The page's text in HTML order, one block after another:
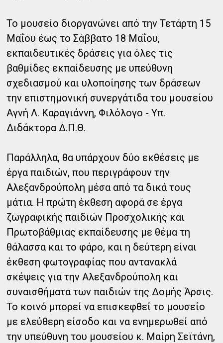
Το μουσείο διοργανώνει από την Τετάρτη 15
Μαΐου έως το Σάββατο 18 Μαΐου,
εκπαιδευτικές δράσεις για όλες τις
βαθμίδες εκπαίδευσης με υπεύθυνη
σχεδιασμού και υλοποίησης των δράσεων
την επιστημονική συνεργάτιδα του μουσείου
Αγνή Λ. Καραγιάννη, Φιλόλογο - Υπ.
Διδάκτορα Δ.Π.Θ.
Παράλληλα, θα υπάρχουν δύο εκθέσεις με
έργα παιδιών, που περιγράφουν την
Αλεξανδρούπολη μέσα από τα δικά τους
μάτια. Η πρώτη έκθεση αφορά σε έργα
ζωγραφικής παιδιών Προσχολικής και
Πρωτοβάθμιας εκπαίδευσης με θέμα τη
θάλασσα και το φάρο, και η δεύτερη είναι
έκθεση φωτογραφίας που αντανακλά
σκέψεις για την Αλεξανδρούπολη και
συναισθήματα των παιδιών της Δομής Άρσις.
Το κοινό μπορεί να επισκεφθεί το μουσείο
με ελεύθερη είσοδο και να ενημερωθεί από
την υπεύθυνη του μουσείου κ. Μαίρη Σεϊτάνη,